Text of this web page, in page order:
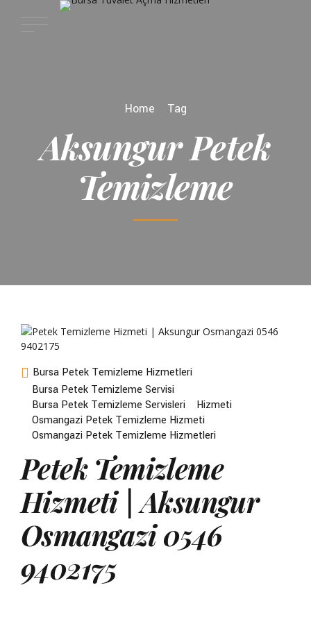
Home Tag
Aksungur Petek
Temizleme
Bursa Petek Temizleme Hizmetleri
Bursa Petek Temizleme Servisi
Bursa Petek Temizleme Servisleri
Hizmeti
Osmangazi Petek Temizleme Hizmeti
Osmangazi Petek Temizleme Hizmetleri
Petek Temizleme
Hizmeti | Aksungur
Osmangazi 0546
9402175